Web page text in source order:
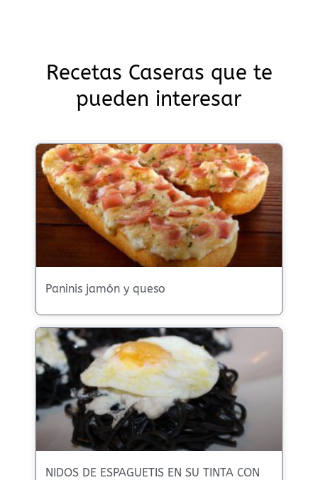
Recetas Caseras que te
pueden interesar
Paninis jamón y queso
NIDOS DE ESPAGUETIS EN SU TINTA CON